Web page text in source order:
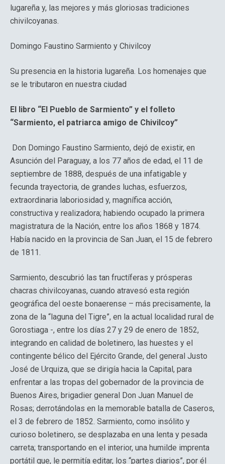
lugareña y, las mejores y más gloriosas tradiciones
chivilcoyanas.
Domingo Faustino Sarmiento y Chivilcoy
Su presencia en la historia lugareña. Los homenajes que
se le tributaron en nuestra ciudad
El libro “El Pueblo de Sarmiento” y el folleto
“Sarmiento, el patriarca amigo de Chivilcoy”
Don Domingo Faustino Sarmiento, dejó de existir, en
Asunción del Paraguay, a los 77 años de edad, el 11 de
septiembre de 1888, después de una infatigable y
fecunda trayectoria, de grandes luchas, esfuerzos,
extraordinaria laboriosidad y, magnífica acción,
constructiva y realizadora; habiendo ocupado la primera
magistratura de la Nación, entre los años 1868 y 1874.
Había nacido en la provincia de San Juan, el 15 de febrero
de 1811.
Sarmiento, descubrió las tan fructíferas y prósperas
chacras chivilcoyanas, cuando atravesó esta región
geográfica del oeste bonaerense – más precisamente, la
zona de la “laguna del Tigre”, en la actual localidad rural de
Gorostiaga -, entre los días 27 y 29 de enero de 1852,
integrando en calidad de boletinero, las huestes y el
contingente bélico del Ejército Grande, del general Justo
José de Urquiza, que se dirigía hacia la Capital, para
enfrentar a las tropas del gobernador de la provincia de
Buenos Aires, brigadier general Don Juan Manuel de
Rosas; derrotándolas en la memorable batalla de Caseros,
el 3 de febrero de 1852. Sarmiento, como insólito y
curioso boletinero, se desplazaba en una lenta y pesada
carreta; transportando en el interior, una humilde imprenta
portátil que, le permitía editar, los “partes diarios”, por él